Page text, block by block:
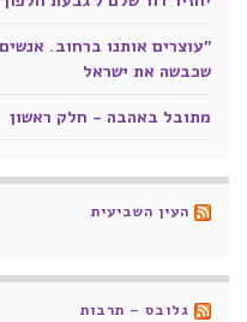
"עוצרים אותנו ברחוב.
שכבשה את ישראל
מתובל באהבה - חלק ראשון
העין השביעית
גלובס – תרבות